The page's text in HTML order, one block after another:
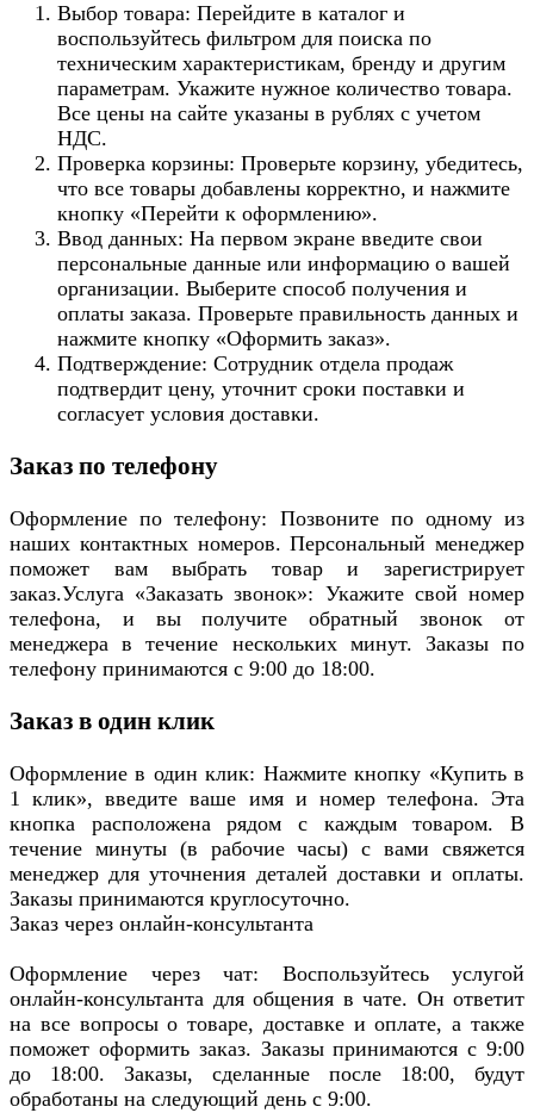
Выбор товара: Перейдите в каталог и
воспользуйтесь фильтром для поиска по
техническим характеристикам, бренду и другим
параметрам. Укажите нужное количество товара.
Все цены на сайте указаны в рублях с учетом
НДС.
Проверка корзины: Проверьте корзину, убедитесь,
что все товары добавлены корректно, и нажмите
кнопку «Перейти к оформлению».
Ввод данных: На первом экране введите свои
персональные данные или информацию о вашей
организации. Выберите способ получения и
оплаты заказа. Проверьте правильность данных и
нажмите кнопку «Оформить заказ».
Подтверждение: Сотрудник отдела продаж
подтвердит цену, уточнит сроки поставки и
согласует условия доставки.
Заказ по телефону
Оформление по телефону: Позвоните по одному из
наших контактных номеров. Персональный менеджер
поможет вам выбрать товар и зарегистрирует
заказ.Услуга «Заказать звонок»: Укажите свой номер
телефона, и вы получите обратный звонок от
менеджера в течение нескольких минут. Заказы по
телефону принимаются с 9:00 до 18:00.
Заказ в один клик
Оформление в один клик: Нажмите кнопку «Купить в
1 клик», введите ваше имя и номер телефона. Эта
кнопка расположена рядом с каждым товаром. В
течение минуты (в рабочие часы) с вами свяжется
менеджер для уточнения деталей доставки и оплаты.
Заказы принимаются круглосуточно.
Заказ через онлайн-консультанта
Оформление через чат: Воспользуйтесь услугой
онлайн-консультанта для общения в чате. Он ответит
на все вопросы о товаре, доставке и оплате, а также
поможет оформить заказ. Заказы принимаются с 9:00
до 18:00. Заказы, сделанные после 18:00, будут
обработаны на следующий день с 9:00.